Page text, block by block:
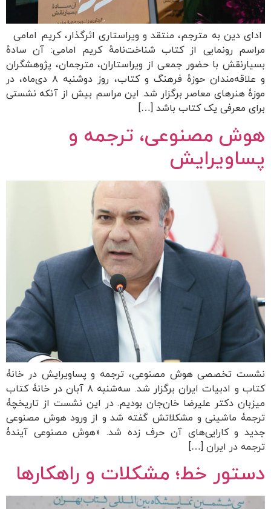
ادای دین به مترجم، منتقد و ویراستاری اثرگذار، کریم امامی
مراسم رونمایی از کتاب شناخت‌نامهٔ کریم امامی: آن سادهٔ
بسیارنقش با حضور جمعی از ویراستاران، مترجمان، پژوهشگران
و علاقه‌مندان حوزهٔ فرهنگ و کتاب، روز دوشنبه ۸ دی‌ماه، در
موزۀ هنرهای معاصر برگزار شد. این مراسم بیش از آنکه نشستی
برای معرفی یک کتاب باشد […]
هوش مصنوعی، ترجمه و
پساویرایش
نشست تخصصی هوش مصنوعی، ترجمه و پساویرایش در خانۀ
کتاب و ادبیات ایران برگزار شد. سه‌شنبه ۸ آبان در خانۀ کتاب
میزبان دکتر علیرضا خان‌جان بودیم. در این نشست از تاریخچۀ
ترجمۀ ماشینی و مشکلاتش گفته شد و از ورود هوش مصنوعی
جدید و کارایی‌‌های آن حرف زده شد. «هوش مصنوعی آیندۀ
ترجمه در ایران […]
دستور خط؛ مشکلات و راهکارها